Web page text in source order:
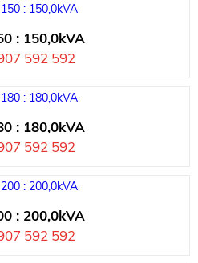
: 150,0kVA
592 592
: 180,0kVA
592 592
: 200,0kVA
592 592